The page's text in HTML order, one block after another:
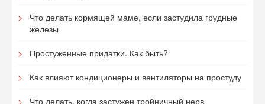
Что делать кормящей маме, если застудила грудные
железы
Простуженные придатки. Как быть?
Как влияют кондиционеры и вентиляторы на простуду
Что делать, когда застужен тройничный нерв